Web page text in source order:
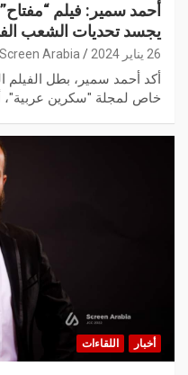
أحمد سمير: فيلم
يجسد تحديات الشعب
26 يناير 2024 Screen Arabia
أكد أحمد سمير، بطل الفيلم
خاص لمجلة "سكرين
أخبار اللقاءات